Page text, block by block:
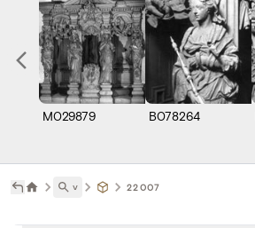
M029879 B078264
˅ 22007